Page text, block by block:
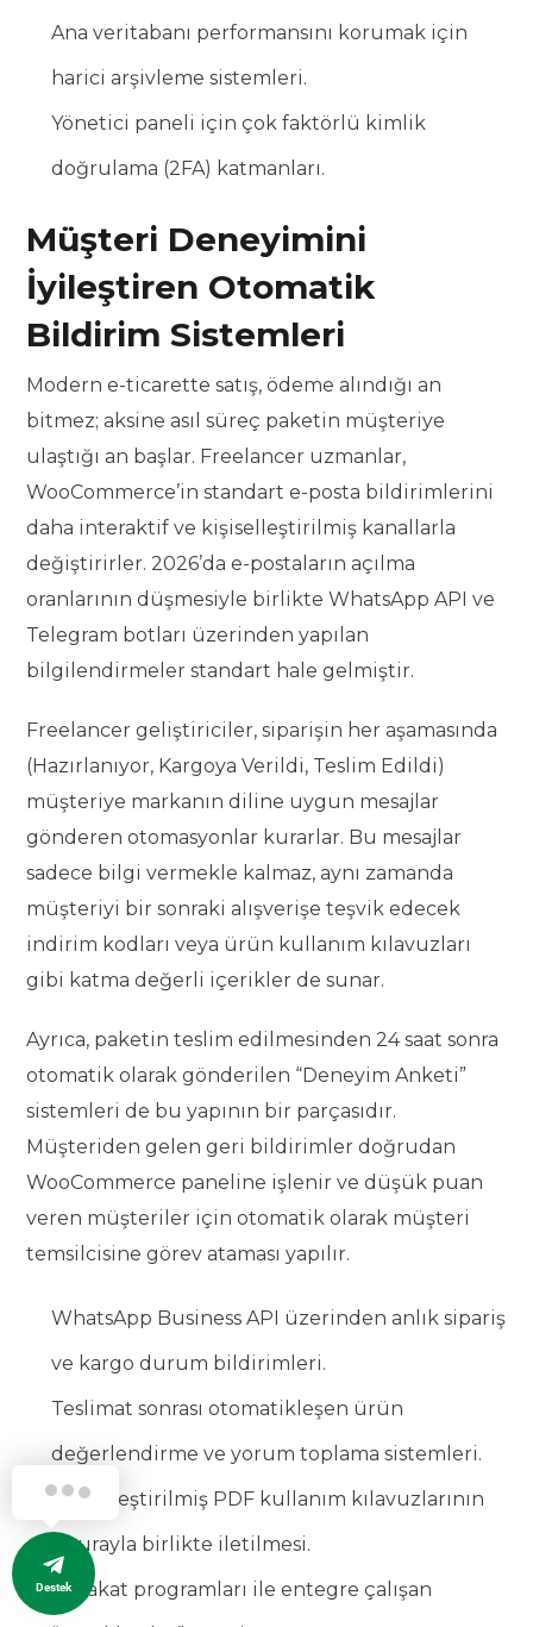
Ana veritabanı performansını korumak için
harici arşivleme sistemleri.
Yönetici paneli için çok faktörlü kimlik
doğrulama (2FA) katmanları.
Müşteri Deneyimini
İyileştiren Otomatik
Bildirim Sistemleri
Modern e-ticarette satış, ödeme alındığı an
bitmez; aksine asıl süreç paketin müşteriye
ulaştığı an başlar. Freelancer uzmanlar,
WooCommerce’in standart e-posta bildirimlerini
daha interaktif ve kişiselleştirilmiş kanallarla
değiştirirler. 2026’da e-postaların açılma
oranlarının düşmesiyle birlikte WhatsApp API ve
Telegram botları üzerinden yapılan
bilgilendirmeler standart hale gelmiştir.
Freelancer geliştiriciler, siparişin her aşamasında
(Hazırlanıyor, Kargoya Verildi, Teslim Edildi)
müşteriye markanın diline uygun mesajlar
gönderen otomasyonlar kurarlar. Bu mesajlar
sadece bilgi vermekle kalmaz, aynı zamanda
müşteriyi bir sonraki alışverişe teşvik edecek
indirim kodları veya ürün kullanım kılavuzları
gibi katma değerli içerikler de sunar.
Ayrıca, paketin teslim edilmesinden 24 saat sonra
otomatik olarak gönderilen “Deneyim Anketi”
sistemleri de bu yapının bir parçasıdır.
Müşteriden gelen geri bildirimler doğrudan
WooCommerce paneline işlenir ve düşük puan
veren müşteriler için otomatik olarak müşteri
temsilcisine görev ataması yapılır.
WhatsApp Business API üzerinden anlık sipariş
ve kargo durum bildirimleri.
Teslimat sonrası otomatikleşen ürün
değerlendirme ve yorum toplama sistemleri.
Kişiselleştirilmiş PDF kullanım kılavuzlarının
faturayla birlikte iletilmesi.
Sadakat programları ile entegre çalışan
Destek